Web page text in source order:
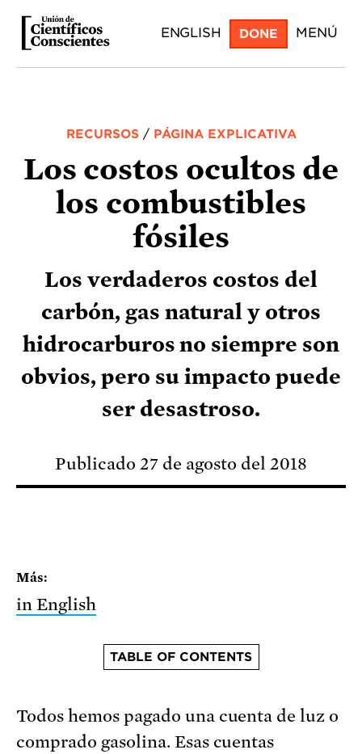
Skip
main
ENGLISH DONE MENÚ
RECURSOS/ PÁGINA EXPLICATIVA
Los costos ocultos de
los combustibles
fósiles
Los verdaderos costos del
carbón, gas natural y otros
hidrocarburos no siempre son
obvios, pero su impacto puede
ser desastroso.
Publicado 27 de agosto del 2018
Más:
in English
TABLE OF CONTENTS
Todos hemos pagado una cuenta de luz o
comprado gasolina. Esas cuentas